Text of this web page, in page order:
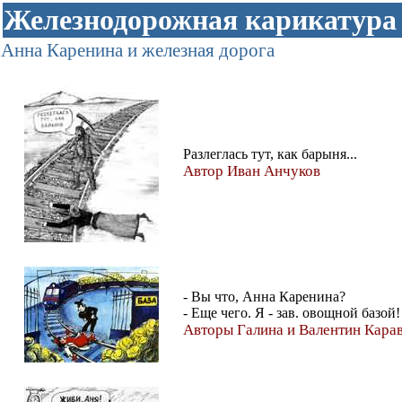
Железнодорожная карикатура
Анна Каренина и железная дорога
Разлеглась тут, как барыня...
Автор Иван Анчуков
- Вы что, Анна Каренина?
- Еще чего. Я - зав. овощной базой!
Авторы Галина и Валентин